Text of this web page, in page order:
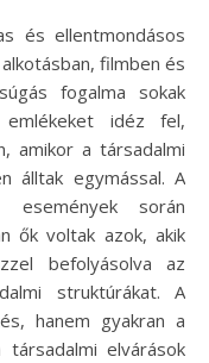
filmben és
fogalma sokak
idéz fel,
amikor a társadalmi
álltak egymással. A
során
ők voltak azok, akik
befolyásolva az
struktúrákat. A
hanem gyakran a
elvárások